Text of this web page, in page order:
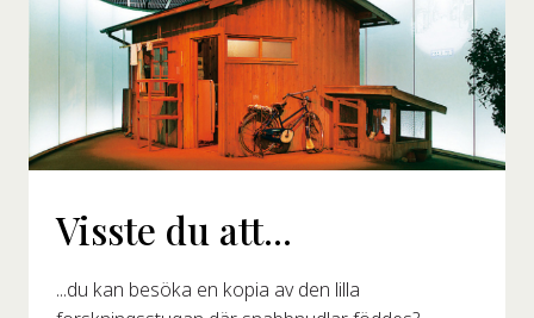
Visste du att...
...du kan besöka en kopia av den lilla